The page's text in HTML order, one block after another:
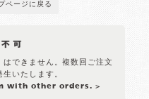
ページに戻る
できません。複数回ご注文
いたします。
with other orders. >